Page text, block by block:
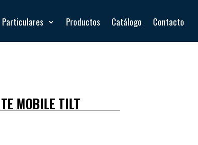
Particulares Productos Catálogo Contacto
MOBILE TILT